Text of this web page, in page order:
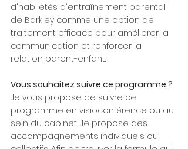
d'habiletés d'entraînement parental
de Barkley comme une option de
traitement efficace pour améliorer la
communication et renforcer la
relation parent-enfant.
Vous souhaitez suivre ce programme ?
Je vous propose de suivre ce
programme en visioconférence ou au
sein du cabinet. Je propose des
accompagnements individuels ou